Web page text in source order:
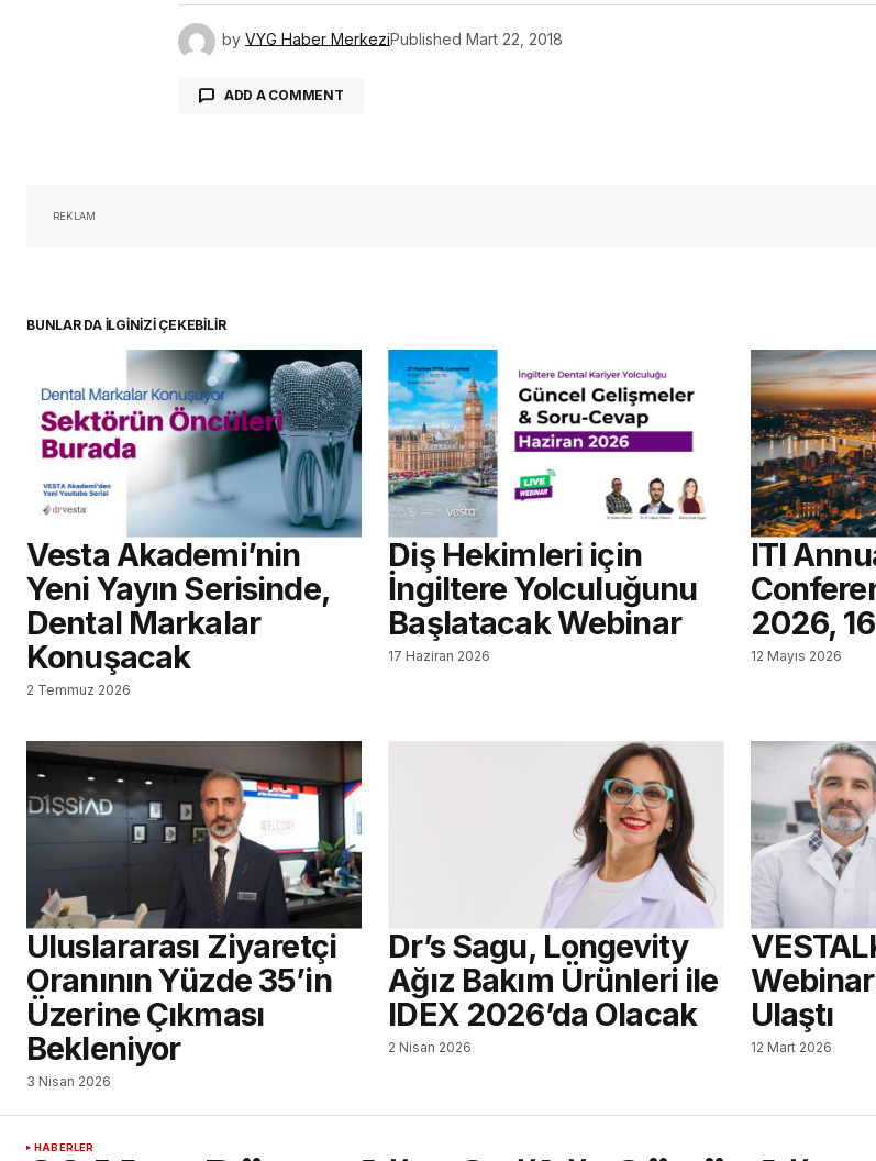
by VYG Haber MerkeziPublished Mart 22, 2018
ADD A COMMENT
REKLAM
BUNLAR DA İLGİNİZİ ÇEKEBİLİR
Vesta Akademi’nin
Yeni Yayın Serisinde,
Dental Markalar
Konuşacak
2 Temmuz 2026
Diş Hekimleri için
İngiltere Yolculuğunu
Başlatacak Webinar
17 Haziran 2026
ITI
2026,
12 Mayıs 2026
Uluslararası Ziyaretçi
Oranının Yüzde 35’in
Üzerine Çıkması
Bekleniyor
3 Nisan 2026
Dr’s Sagu, Longevity
Ağız Bakım Ürünleri ile
IDEX 2026’da Olacak
2 Nisan 2026
Ulaştı
12 Mart 2026
HABERLER